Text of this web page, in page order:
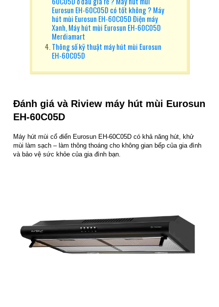
Eurosun EH-60C05D có tốt không ? Máy
hút mùi Eurosun EH-60C05D Điện máy
Xanh, Máy hút mùi Eurosun EH-60C05D
Merdiamart
Thông số kỹ thuật máy hút mùi Eurosun
EH-60C05D
Đánh giá và Riview máy hút mùi Eurosun
EH-60C05D
Máy hút mùi cổ điển Eurosun EH-60C05D có khả năng hút, khử
mùi làm sạch – làm thông thoáng cho không gian bếp của gia đình
và bảo vệ sức khỏe của gia đình bạn.